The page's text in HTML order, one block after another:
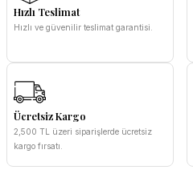
Hızlı Teslimat
Hızlı ve güvenilir teslimat garantisi.
Ücretsiz Kargo
2,500 TL üzeri siparişlerde ücretsiz
kargo fırsatı.